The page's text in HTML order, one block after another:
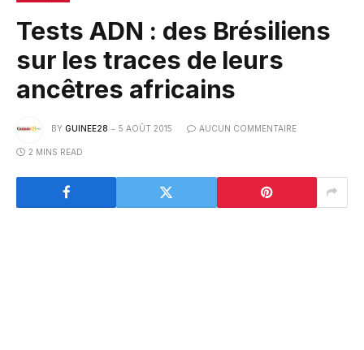
Tests ADN : des Brésiliens
sur les traces de leurs
ancêtres africains
BY GUINEE28 5 AOÛT 2015 AUCUN COMMENTAIRE
2 MINS READ